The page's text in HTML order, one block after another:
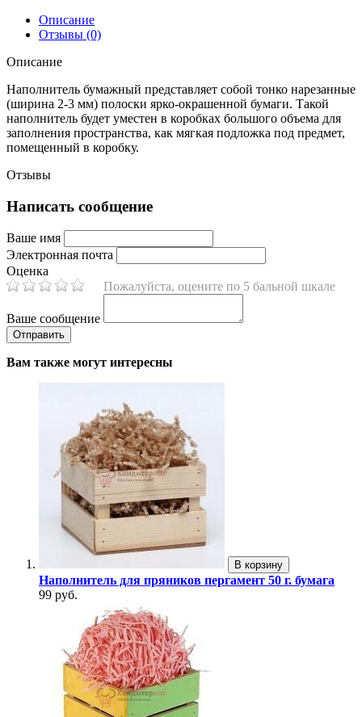
Описание
Отзывы (0)
Описание
Наполнитель бумажный представляет собой тонко нарезанные
(ширина 2-3 мм) полоски ярко-окрашенной бумаги. Такой
наполнитель будет уместен в коробках большого объема для
заполнения пространства, как мягкая подложка под предмет,
помещенный в коробку.
Отзывы
Написать сообщение
Ваше имя
Электронная почта
Оценка
Пожалуйста, оцените по 5 бальной шкале
Ваше сообщение
Вам также могут интересны
В корзину
Наполнитель для пряников пергамент 50 г. бумага
99 руб.